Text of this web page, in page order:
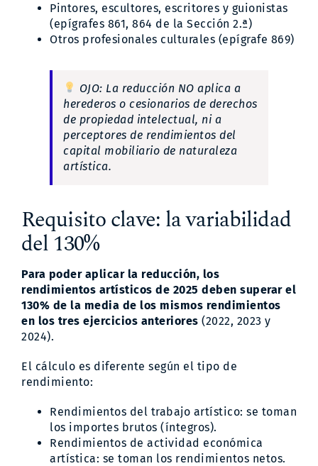
Pintores, escultores, escritores y guionistas
(epígrafes 861, 864 de la Sección 2.ª)
Otros profesionales culturales (epígrafe 869)
OJO: La reducción NO aplica a
herederos o cesionarios de derechos
de propiedad intelectual, ni a
perceptores de rendimientos del
capital mobiliario de naturaleza
artística.
Requisito clave: la variabilidad
del 130%
Para poder aplicar la reducción, los
rendimientos artísticos de 2025 deben superar el
130% de la media de los mismos rendimientos
en los tres ejercicios anteriores (2022, 2023 y
2024).
El cálculo es diferente según el tipo de
rendimiento:
Rendimientos del trabajo artístico: se toman
los importes brutos (íntegros).
Rendimientos de actividad económica
artística: se toman los rendimientos netos.